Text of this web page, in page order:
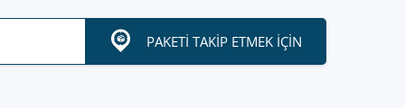
PAKETI TAKIP ETMEK IÇIN